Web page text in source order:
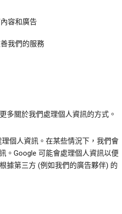
容和廣告
我們的服務
多關於我們處理個人資訊的方式。
個人資訊。在某些情況下，我們會
。Google 可能會處理個人資訊以便
據第三方 (例如我們的廣告夥伴) 的